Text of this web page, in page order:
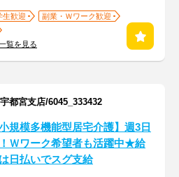
生歓迎
副業・Ｗワーク歓迎
覧を見る
都宮支店/6045_333432
小規模多機能型居宅介護】週3日
Ｗワーク希望者も活躍中★給
日払いでスグ支給